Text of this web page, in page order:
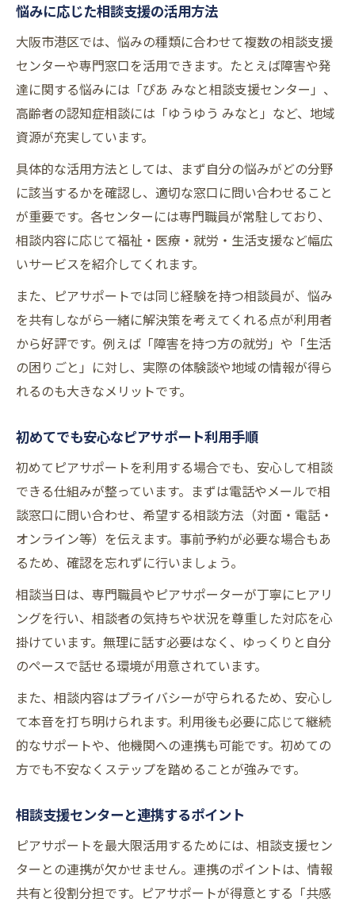
悩みに応じた相談支援の活用方法
大阪市港区では、悩みの種類に合わせて複数の相談支援
センターや専門窓口を活用できます。たとえば障害や発
達に関する悩みには「ぴあ みなと相談支援センター」、
高齢者の認知症相談には「ゆうゆう みなと」など、地域
資源が充実しています。
具体的な活用方法としては、まず自分の悩みがどの分野
に該当するかを確認し、適切な窓口に問い合わせること
が重要です。各センターには専門職員が常駐しており、
相談内容に応じて福祉・医療・就労・生活支援など幅広
いサービスを紹介してくれます。
また、ピアサポートでは同じ経験を持つ相談員が、悩み
を共有しながら一緒に解決策を考えてくれる点が利用者
から好評です。例えば「障害を持つ方の就労」や「生活
の困りごと」に対し、実際の体験談や地域の情報が得ら
れるのも大きなメリットです。
初めてでも安心なピアサポート利用手順
初めてピアサポートを利用する場合でも、安心して相談
できる仕組みが整っています。まずは電話やメールで相
談窓口に問い合わせ、希望する相談方法（対面・電話・
オンライン等）を伝えます。事前予約が必要な場合もあ
るため、確認を忘れずに行いましょう。
相談当日は、専門職員やピアサポーターが丁寧にヒアリ
ングを行い、相談者の気持ちや状況を尊重した対応を心
掛けています。無理に話す必要はなく、ゆっくりと自分
のペースで話せる環境が用意されています。
また、相談内容はプライバシーが守られるため、安心し
て本音を打ち明けられます。利用後も必要に応じて継続
的なサポートや、他機関への連携も可能です。初めての
方でも不安なくステップを踏めることが強みです。
相談支援センターと連携するポイント
ピアサポートを最大限活用するためには、相談支援セン
ターとの連携が欠かせません。連携のポイントは、情報
共有と役割分担です。ピアサポートが得意とする「共感